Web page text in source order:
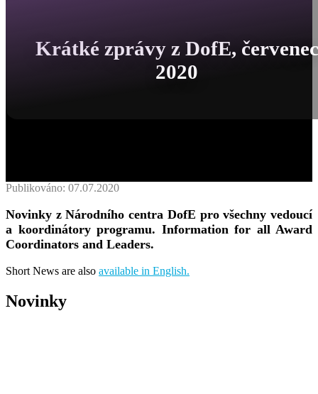
Krátké zprávy z DofE, červenec
2020
Publikováno: 07.07.2020
Novinky z Národního centra DofE pro všechny vedoucí
a koordinátory programu. Information for all Award
Coordinators and Leaders.
Short News are also available in English.
Novinky